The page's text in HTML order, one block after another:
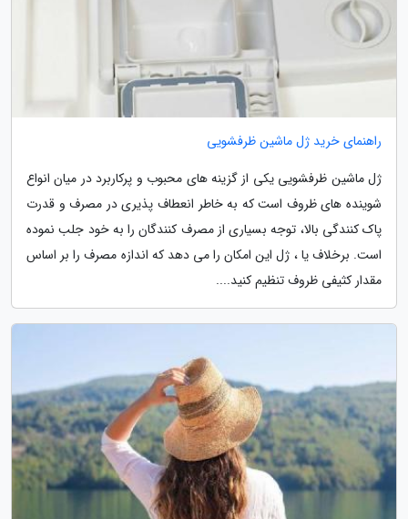
راهنمای خرید ژل ماشین ظرفشویی
ژل ماشین ظرفشویی یکی از گزینه های محبوب و پرکاربرد در میان انواع
شوینده های ظروف است که به خاطر انعطاف پذیری در مصرف و قدرت
پاک کنندگی بالا، توجه بسیاری از مصرف کنندگان را به خود جلب نموده
است. برخلاف یا ، ژل این امکان را می دهد که اندازه مصرف را بر اساس
مقدار کثیفی ظروف تنظیم کنید....